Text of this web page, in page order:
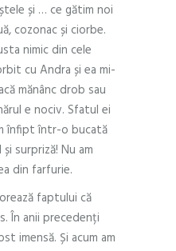
și … ce gătim noi
cozonac și ciorbe.
nimic din cele
cu Andra și ea mi-
mănânc drob sau
e nociv. Sfatul ei
înfipt într-o bucată
surpriză! Nu am
din farfurie.
faptului că
În anii precedenți
imensă. Și acum am